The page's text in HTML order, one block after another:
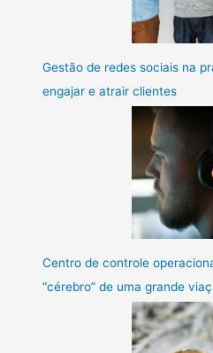
Gestão de redes sociais na
engajar e atrair clientes
Centro de controle
“cérebro” de uma grande